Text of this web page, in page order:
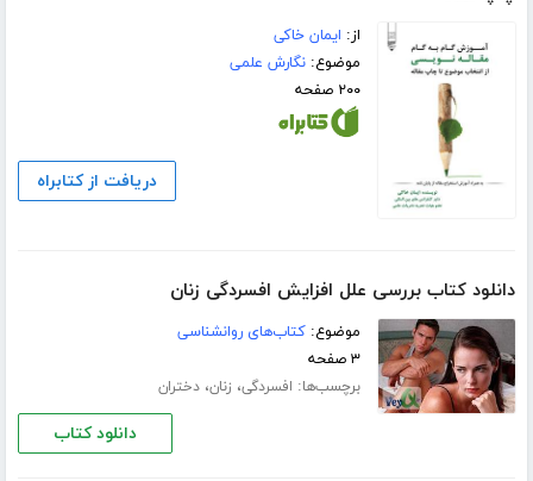
از: ایمان خاکی
موضوع:نگارش علمی
۲۰۰ صفحه
دریافت از کتابراه
دانلود کتاب بررسی علل افزایش افسردگی زنان
موضوع:کتاب‌های روانشناسی
۳ صفحه
برچسب‌ها: افسردگی، زنان،دختران
دانلود کتاب